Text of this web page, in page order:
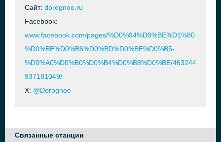
Сайт: dorognoe.ru
Facebook:
www.facebook.com/pages/%D0%94%D0%BE%D1%80
%D0%BE%D0%B6%D0%BD%D0%BE%D0%B5-
%D0%A0%D0%B0%D0%B4%D0%B8%D0%BE/463244
937181049/
X: @Dorognoe
Связанные станции